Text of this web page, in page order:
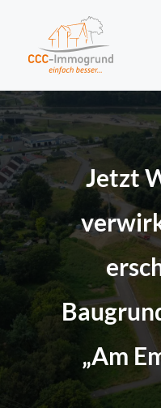
Jetzt
„Am